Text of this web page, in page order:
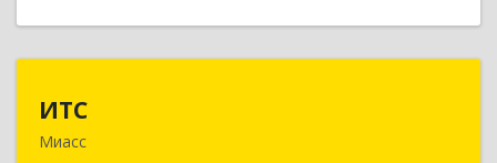
ИТС
Миасс456300, Челябинская обл, Миасс г, Романенко